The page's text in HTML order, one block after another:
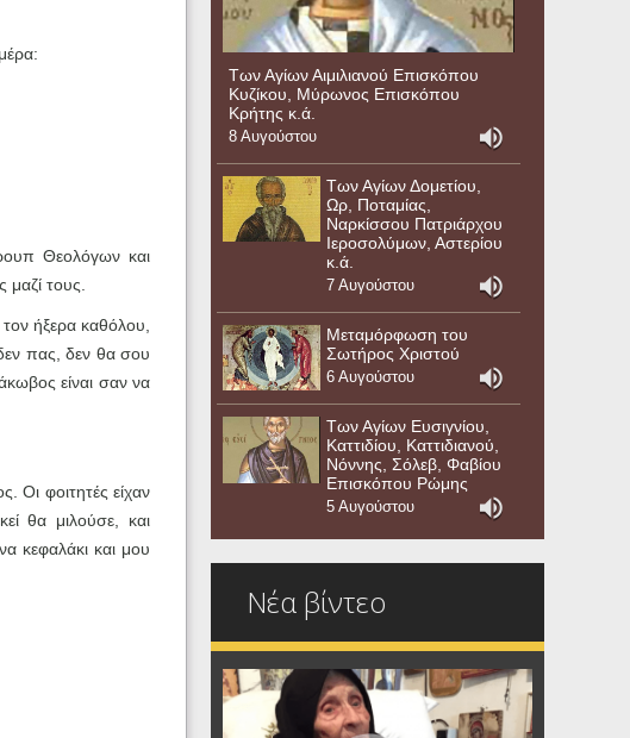
Θεολόγων και
τους.
ήξερα καθόλου,
πας, δεν θα σου
είναι σαν να
Οι φοιτητές είχαν
θα μιλούσε, και
κεφαλάκι και μου
Των Αγίων Αιμιλιανού Επισκόπου
Κυζίκου, Μύρωνος Επισκόπου
Κρήτης κ.ά.
8 Αυγούστου
Των Αγίων Δομετίου,
Ωρ, Ποταμίας,
Ναρκίσσου Πατριάρχου
Ιεροσολύμων, Αστερίου
κ.ά.
7 Αυγούστου
Μεταμόρφωση του
Σωτήρος Χριστού
6 Αυγούστου
Των Αγίων Ευσιγνίου,
Καττιδίου, Καττιδιανού,
Νόννης, Σόλεβ, Φαβίου
Επισκόπου Ρώμης
5 Αυγούστου
Νέα βίντεο